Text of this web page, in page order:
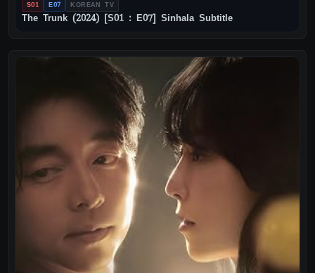
S01 E07 KOREAN TV
The Trunk (2024) [S01 : E07] Sinhala Subtitle